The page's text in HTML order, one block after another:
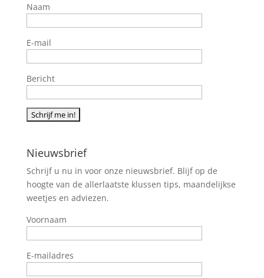
Naam
E-mail
Bericht
Nieuwsbrief
Schrijf u nu in voor onze nieuwsbrief. Blijf op de
hoogte van de allerlaatste klussen tips, maandelijkse
weetjes en adviezen.
Voornaam
E-mailadres